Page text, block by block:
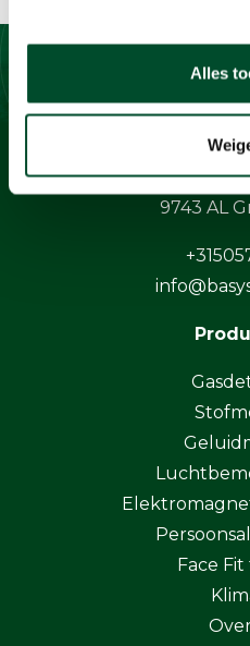
Alles
9743 AL
Face